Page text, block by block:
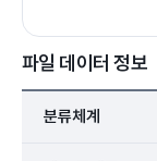
파일 데이터 정보
분류체계